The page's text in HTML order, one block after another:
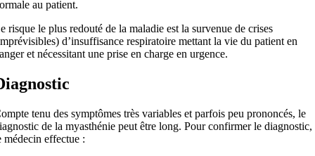
au patient.
risque le plus redouté de la maladie est la survenue de crises
d’insuffisance respiratoire mettant la vie du patient en
et nécessitant une prise en charge en urgence.
tenu des symptômes très variables et parfois peu prononcés, le
de la myasthénie peut être long. Pour confirmer le diagnostic,
médecin effectue :